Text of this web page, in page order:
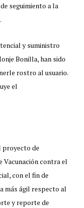
seguimiento a la
y suministro
Bonilla, han sido
rostro al usuario.
el
proyecto de
Vacunación contra el
con el fin de
más ágil respecto al
y reporte de